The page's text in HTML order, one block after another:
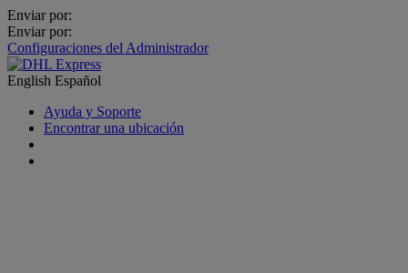
Enviar por:
Enviar por:
Configuraciones del Administrador
English Español
Ayuda y Soporte
Encontrar una ubicación